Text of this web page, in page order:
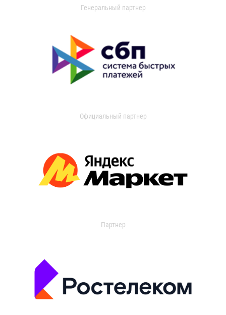
Генеральный партнер
Официальный партнер
Партнер